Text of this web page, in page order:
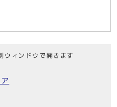
ウィンドウで開きます